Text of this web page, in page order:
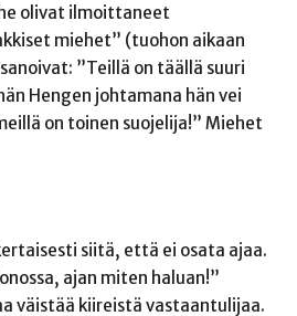
olivat ilmoittaneet
miehet” (tuohon aikaan
”Teillä on täällä suuri
Hengen johtamana hän vei
on toinen suojelija!” Miehet
siitä, että ei osata ajaa.
ajan miten haluan!”
väistää kiireistä vastaantulijaa.